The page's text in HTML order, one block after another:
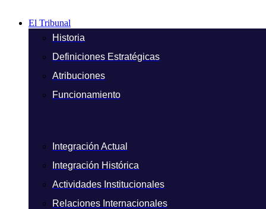
El Tribunal
Historia
Definiciones Estratégicas
Atribuciones
Funcionamiento
Integración Actual
Integración Histórica
Actividades Institucionales
Relaciones Internacionales